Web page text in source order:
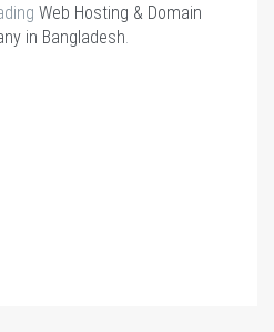
Web Hosting & Domain
in Bangladesh.